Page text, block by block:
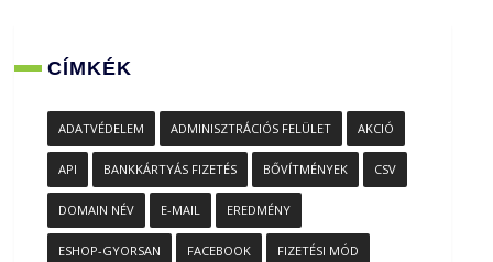
CÍMKÉK
ADATVÉDELEM ADMINISZTRÁCIÓS FELÜLET AKCIÓ
API BANKKÁRTYÁS FIZETÉS BŐVÍTMÉNYEK CSV
DOMAIN NÉV E-MAIL EREDMÉNY
ESHOP-GYORSAN FACEBOOK FIZETÉSI MÓD